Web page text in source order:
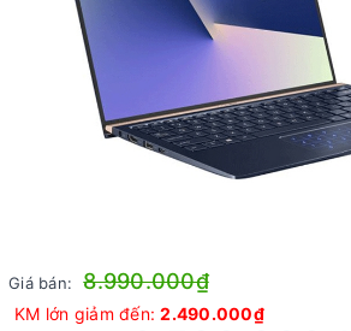
Giá bán: 8.990.000₫
KM lớn giảm đến:2.490.000₫